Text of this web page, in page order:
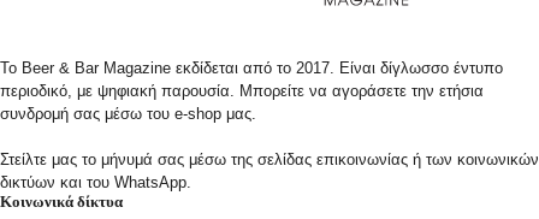
Το Beer & Bar Magazine εκδίδεται από το 2017. Είναι δίγλωσσο έντυπο
περιοδικό, με ψηφιακή παρουσία. Μπορείτε να αγοράσετε την ετήσια
συνδρομή σας μέσω του e-shop μας.
Στείλτε μας το μήνυμά σας μέσω της σελίδας επικοινωνίας ή των κοινωνικών
δικτύων και του WhatsApp.
Κοινωνικά δίκτυα